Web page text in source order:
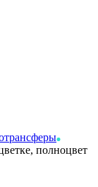
полноцвет